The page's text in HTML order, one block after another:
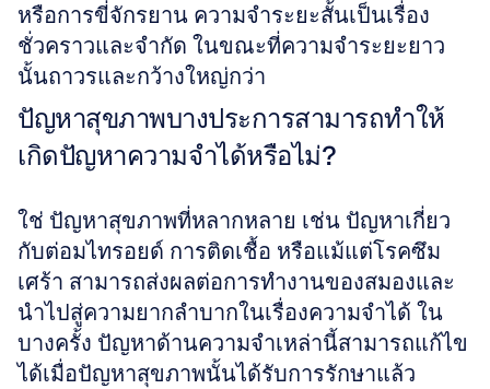
หรือการขี่จักรยาน ความจำระยะสั้นเป็นเรื่อง
ชั่วคราวและจำกัด ในขณะที่ความจำระยะยาว
นั้นถาวรและกว้างใหญ่กว่า
ปัญหาสุขภาพบางประการสามารถทำให้
เกิดปัญหาความจำได้หรือไม่?
ใช่ ปัญหาสุขภาพที่หลากหลาย เช่น ปัญหาเกี่ยว
กับต่อมไทรอยด์ การติดเชื้อ หรือแม้แต่โรคซึม
เศร้า สามารถส่งผลต่อการทำงานของสมองและ
นำไปสู่ความยากลำบากในเรื่องความจำได้ ใน
บางครั้ง ปัญหาด้านความจำเหล่านี้สามารถแก้ไข
ได้เมื่อปัญหาสุขภาพนั้นได้รับการรักษาแล้ว